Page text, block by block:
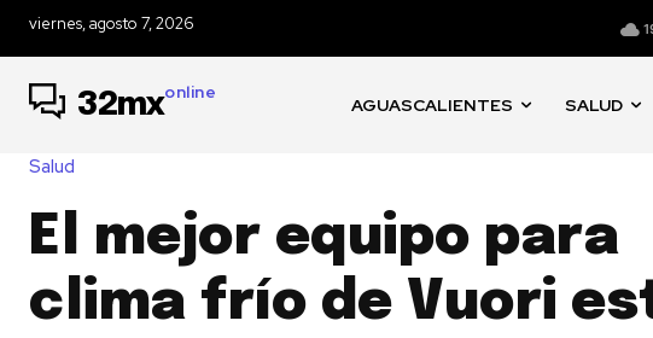
viernes, agosto 7, 2026
32mxonline
AGUASCALIENTES SALUD
Salud
El mejor equipo para
clima frío de Vuori